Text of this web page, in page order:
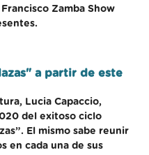
Zamba Show
a partir de este
Lucia Capaccio,
del exitoso ciclo
El mismo sabe reunir
en cada una de sus